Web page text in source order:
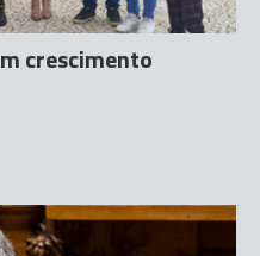
crescimento